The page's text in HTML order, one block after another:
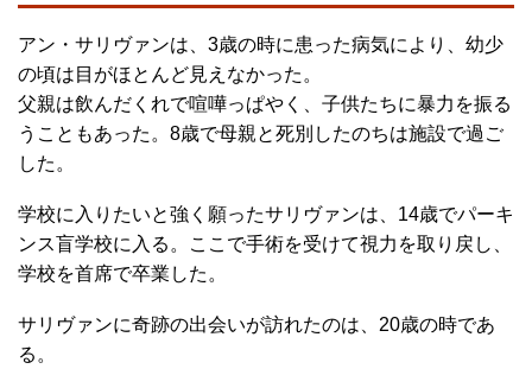
アン・サリヴァンは、3歳の時に患った病気により、幼少
の頃は目がほとんど見えなかった。
父親は飲んだくれで喧嘩っぱやく、子供たちに暴力を振る
うこともあった。8歳で母親と死別したのちは施設で過ご
した。
学校に入りたいと強く願ったサリヴァンは、14歳でパーキ
ンス盲学校に入る。ここで手術を受けて視力を取り戻し、
学校を首席で卒業した。
サリヴァンに奇跡の出会いが訪れたのは、20歳の時であ
る。